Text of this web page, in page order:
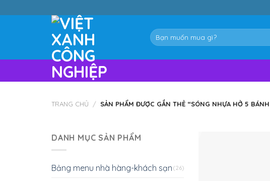
to
Tìm
kiếm:
TRANG CHỦ / SẢN PHẨM ĐƯỢC GẮN THẺ “SÓNG NHỰA HỞ 5 BÁNH
DANH MỤC SẢN PHẨM
Bảng menu nhà hàng-khách sạn (26)